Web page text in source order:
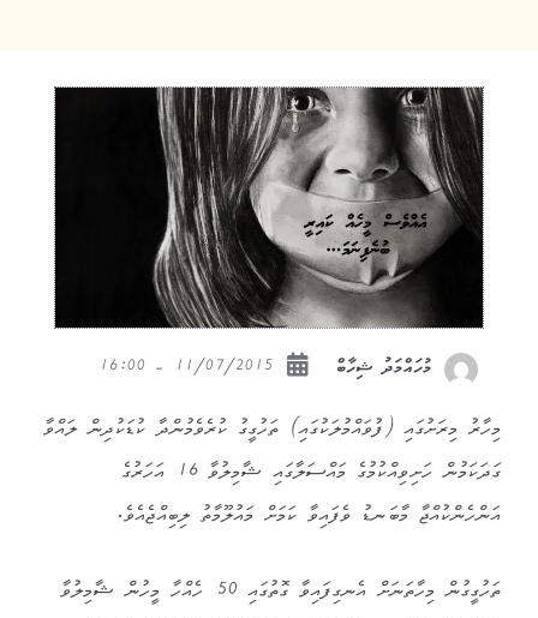
މުހައްމަދު ޝިހާބް
މިހާރު މިރަށުގައި (ފުވައްމުލަކުގައި) ތަހުގީގު ކުރެވެމުންދާ ކުޑަކުދިން ލައްވާ
ގަދަކަމުން ހަށިވިއްކުމުގެ މައްސަލާގައި ޝާމިލުވާ 16 އަހަރުގެ
އަންހެންކުއްޖާ މާބަނޑު ވެފައިވާ ކަމަށް މައުލޫމާތު ލިބިއްޖެއެވެ.
ތަހުގީގުން މިހާތަނަށް އެނގިފައިވާ ގޮތުގައި 50 ހެއްހާ މީހުން ޝާމިލުވާ